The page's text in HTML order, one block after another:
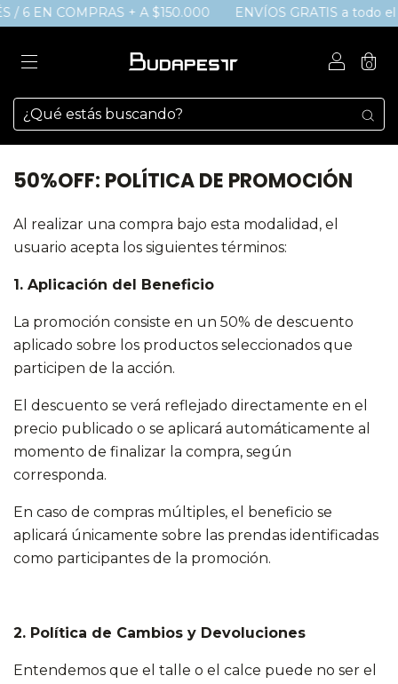
/ 6 EN COMPRAS + A $150.000 ENVÍOS GRATIS a todo
0
50%OFF: POLÍTICA DE PROMOCIÓN
Al realizar una compra bajo esta modalidad, el
usuario acepta los siguientes términos:
1. Aplicación del Beneficio
La promoción consiste en un 50% de descuento
aplicado sobre los productos seleccionados que
participen de la acción.
El descuento se verá reflejado directamente en el
precio publicado o se aplicará automáticamente al
momento de finalizar la compra, según
corresponda.
En caso de compras múltiples, el beneficio se
aplicará únicamente sobre las prendas identificadas
como participantes de la promoción.
2. Política de Cambios y Devoluciones
Entendemos que el talle o el calce puede no ser el